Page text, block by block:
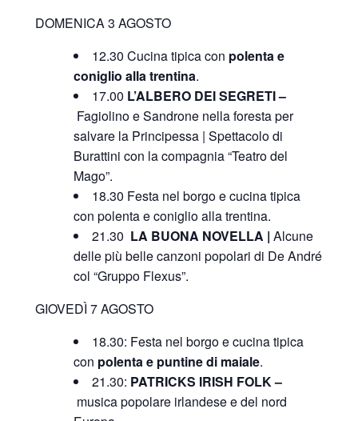
DOMENICA 3 AGOSTO
12.30 Cucina tipica con polenta e
coniglio alla trentina.
17.00 L’ALBERO DEI SEGRETI –
Fagiolino e Sandrone nella foresta per
salvare la Principessa | Spettacolo di
Burattini con la compagnia “Teatro del
Mago”.
18.30 Festa nel borgo e cucina tipica
con polenta e coniglio alla trentina.
21.30 LA BUONA NOVELLA | Alcune
delle più belle canzoni popolari di De André
col “Gruppo Flexus”.
GIOVEDÌ 7 AGOSTO
18.30: Festa nel borgo e cucina tipica
con polenta e puntine di maiale.
21.30: PATRICKS IRISH FOLK –
musica popolare irlandese e del nord